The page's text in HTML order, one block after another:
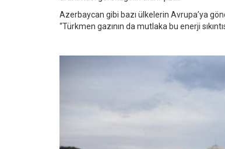
Azerbaycan gibi bazı ülkelerin Avrupa’ya
“Türkmen gazının da mutlaka bu enerji